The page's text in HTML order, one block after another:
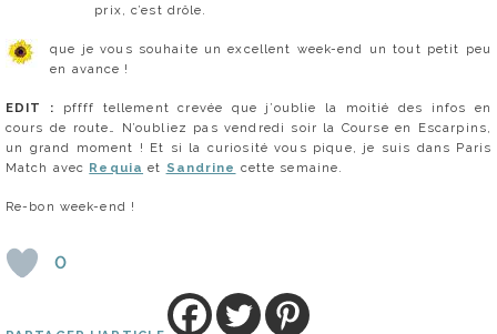
prix, c’est drôle.
que je vous souhaite un excellent week-end un tout petit peu
en avance !
EDIT : pffff tellement crevée que j’oublie la moitié des infos en
cours de route… N’oubliez pas vendredi soir la Course en Escarpins,
un grand moment ! Et si la curiosité vous pique, je suis dans Paris
Match avec Requia et Sandrine cette semaine.
Re-bon week-end !
0